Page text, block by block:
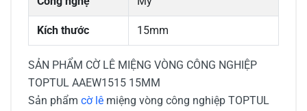
Kích thước 15mm
SẢN PHẨM CỜ LÊ MIỆNG VÒNG CÔNG NGHIỆP
TOPTUL AAEW1515 15MM
Sản phẩm cờ lê miệng vòng công nghiệp TOPTUL